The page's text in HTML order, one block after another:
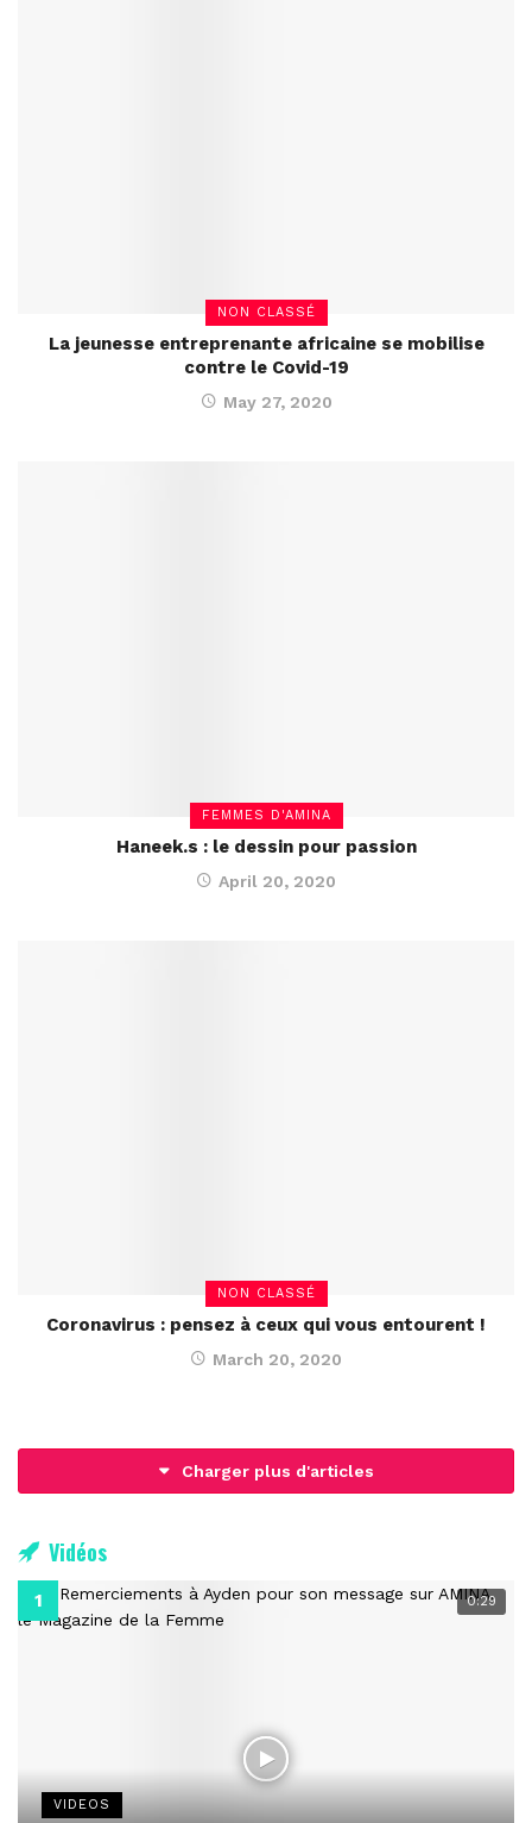
NON CLASSÉ
La jeunesse entreprenante africaine se mobilise
contre le Covid-19
May 27, 2020
FEMMES D'AMINA
Haneek.s : le dessin pour passion
April 20, 2020
NON CLASSÉ
Coronavirus : pensez à ceux qui vous entourent !
March 20, 2020
Charger plus d'articles
Vidéos
0:29
VIDEOS